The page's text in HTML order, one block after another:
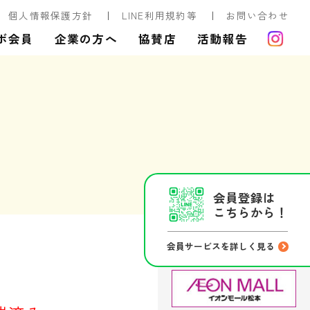
個人情報保護方針 LINE利用規約等 お問い合わせ
会員 企業の方へ 協賛店 活動報告
会員登録は
こちらから！
会員サービスを詳しく見る